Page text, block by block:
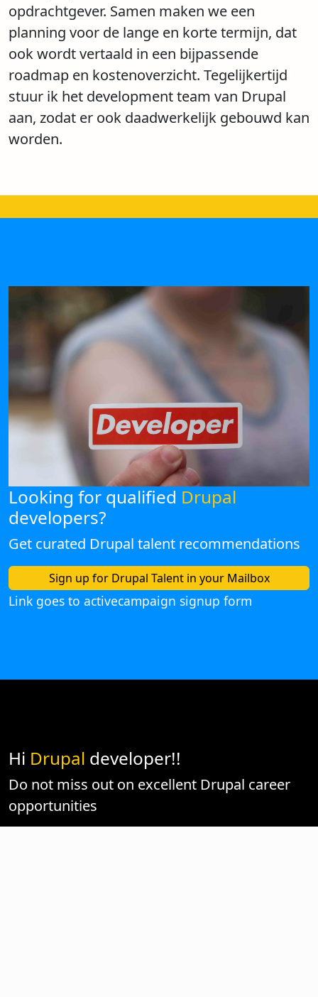
opdrachtgever. Samen maken we een
planning voor de lange en korte termijn, dat
ook wordt vertaald in een bijpassende
roadmap en kostenoverzicht. Tegelijkertijd
stuur ik het development team van Drupal
aan, zodat er ook daadwerkelijk gebouwd kan
worden.
Looking for qualified Drupal
developers?
Get curated Drupal talent recommendations
Sign up for Drupal Talent in your Mailbox
Link goes to activecampaign signup form
Hi Drupal developer!!
Do not miss out on excellent Drupal career
opportunities